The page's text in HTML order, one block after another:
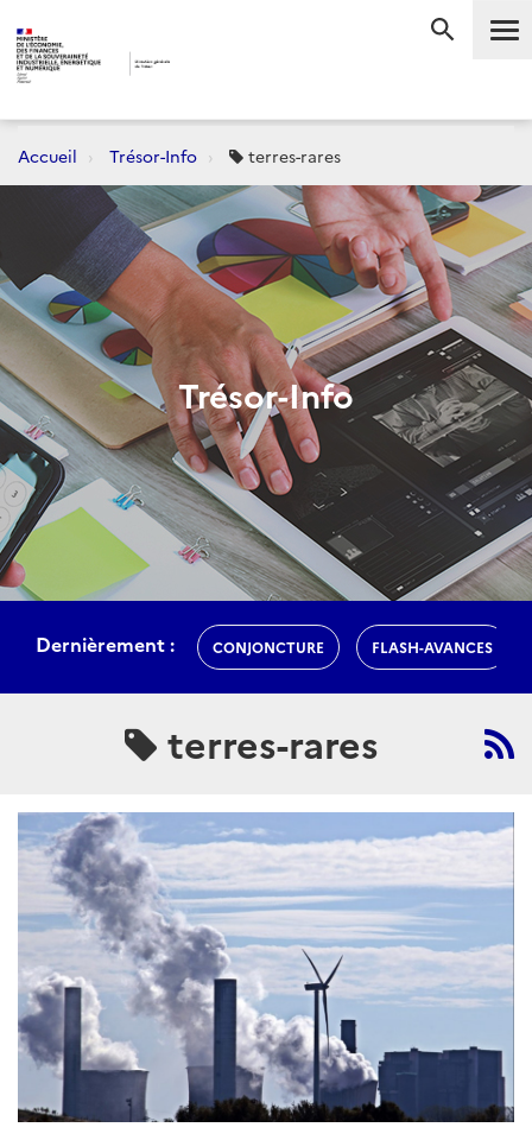
Accueil Trésor-Info terres-rares
Trésor-Info
Dernièrement : CONJONCTURE FLASH-AVANCES
terres-rares